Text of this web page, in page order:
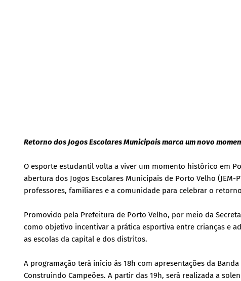
Retorno dos Jogos Escolares Municipais marca um novo
O esporte estudantil volta a viver um momento histórico em
abertura dos Jogos Escolares Municipais de Porto Velho
professores, familiares e a comunidade para celebrar o
Promovido pela Prefeitura de Porto Velho, por meio da
como objetivo incentivar a prática esportiva entre crianças e
as escolas da capital e dos distritos.
A programação terá início às 18h com apresentações da
Construindo Campeões. A partir das 19h, será realizada a